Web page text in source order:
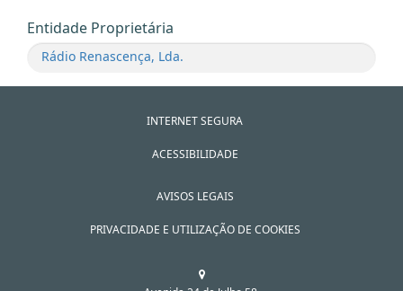
Entidade Proprietária
Rádio Renascença, Lda.
INTERNET SEGURA
ACESSIBILIDADE
AVISOS LEGAIS
PRIVACIDADE E UTILIZAÇÃO DE COOKIES